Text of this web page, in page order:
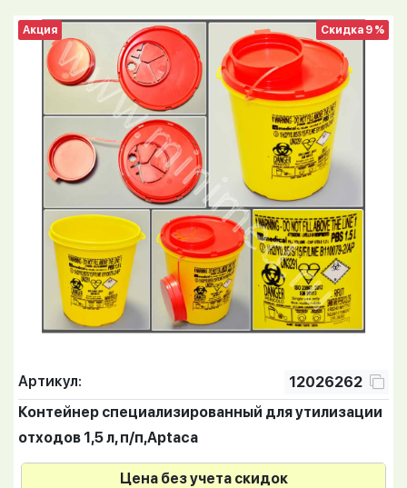
Акция Скидка 9 %
Артикул:
12026262
Контейнер специализированный для утилизации
отходов 1,5 л, п/п,Aptaca
Цена без учета скидок